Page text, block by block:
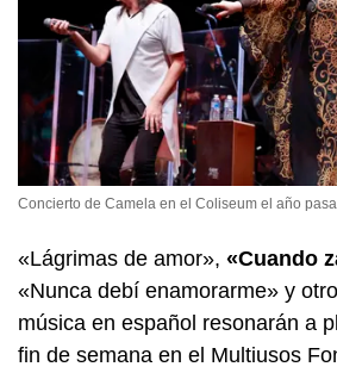
Concierto de Camela en el Coliseum el año
«Lágrimas de amor», «Cuando
«Nunca debí enamorarme» y
música en español resonarán a
fin de semana en el Multiusos